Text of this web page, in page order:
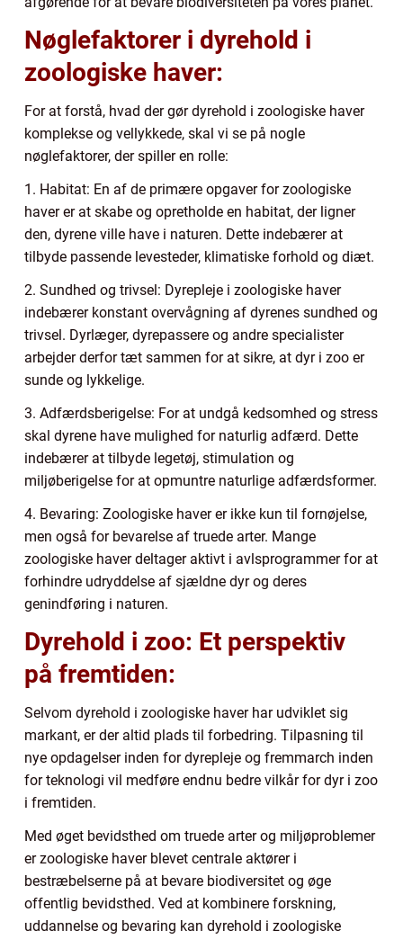
Nøglefaktorer i dyrehold i
zoologiske haver:
For at forstå, hvad der gør dyrehold i zoologiske haver
komplekse og vellykkede, skal vi se på nogle
nøglefaktorer, der spiller en rolle:
1. Habitat: En af de primære opgaver for zoologiske
haver er at skabe og opretholde en habitat, der ligner
den, dyrene ville have i naturen. Dette indebærer at
tilbyde passende levesteder, klimatiske forhold og diæt.
2. Sundhed og trivsel: Dyrepleje i zoologiske haver
indebærer konstant overvågning af dyrenes sundhed og
trivsel. Dyrlæger, dyrepassere og andre specialister
arbejder derfor tæt sammen for at sikre, at dyr i zoo er
sunde og lykkelige.
3. Adfærdsberigelse: For at undgå kedsomhed og stress
skal dyrene have mulighed for naturlig adfærd. Dette
indebærer at tilbyde legetøj, stimulation og
miljøberigelse for at opmuntre naturlige adfærdsformer.
4. Bevaring: Zoologiske haver er ikke kun til fornøjelse,
men også for bevarelse af truede arter. Mange
zoologiske haver deltager aktivt i avlsprogrammer for at
forhindre udryddelse af sjældne dyr og deres
genindføring i naturen.
Dyrehold i zoo: Et perspektiv
på fremtiden:
Selvom dyrehold i zoologiske haver har udviklet sig
markant, er der altid plads til forbedring. Tilpasning til
nye opdagelser inden for dyrepleje og fremmarch inden
for teknologi vil medføre endnu bedre vilkår for dyr i zoo
i fremtiden.
Med øget bevidsthed om truede arter og miljøproblemer
er zoologiske haver blevet centrale aktører i
bestræbelserne på at bevare biodiversitet og øge
offentlig bevidsthed. Ved at kombinere forskning,
uddannelse og bevaring kan dyrehold i zoologiske